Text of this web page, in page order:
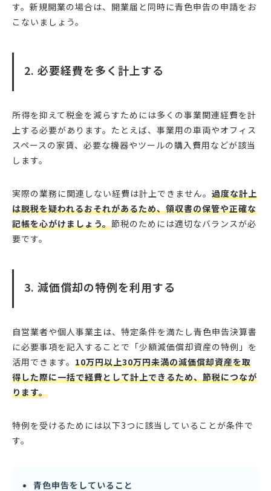
す。新規開業の場合は、開業届と同時に青色申告の申請をお
こないましょう。
2. 必要経費を多く計上する
所得を抑えて税金を減らすためには多くの事業関連経費を計
上する必要があります。たとえば、事業用の車両やオフィス
スペースの家賃、必要な機器やツールの購入費用などが該当
します。
実際の業務に関連しない経費は計上できません。 過度な計上
は脱税を疑われるおそれがあるため、領収書の保管や正確な
記帳を心がけましょう。節税のためには適切なバランスが必
要です。
3. 減価償却の特例を利用する
自営業者や個人事業主は、特定条件を満たし青色申告決算書
に必要事項を記入することで「少額減価償却資産の特例」を
活用できます。 10万円以上30万円未満の減価償却資産を取
得した際に一括で経費として計上できるため、節税につなが
ります。
特例を受けるためには以下3つに該当していることが条件で
す。
青色申告をしていること